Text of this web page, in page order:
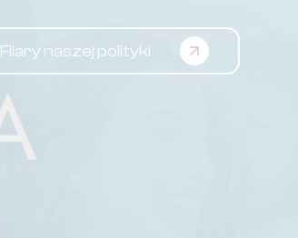
Filary naszej polityki